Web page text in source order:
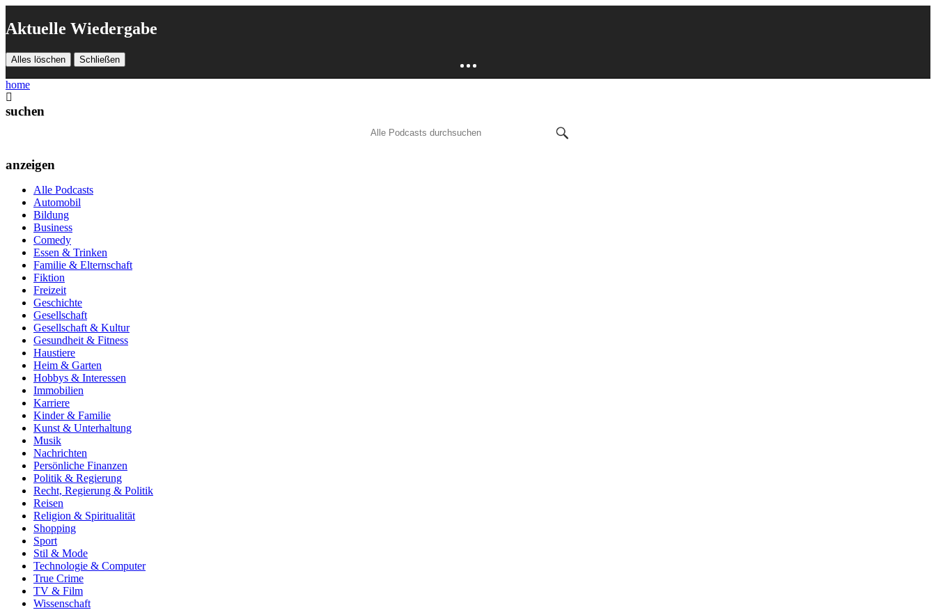
Aktuelle Wiedergabe
Alles löschen Schließen
home
suchen
anzeigen
Alle Podcasts
Automobil
Bildung
Business
Comedy
Essen & Trinken
Familie & Elternschaft
Fiktion
Freizeit
Geschichte
Gesellschaft
Gesellschaft & Kultur
Gesundheit & Fitness
Haustiere
Heim & Garten
Hobbys & Interessen
Immobilien
Karriere
Kinder & Familie
Kunst & Unterhaltung
Musik
Nachrichten
Persönliche Finanzen
Politik & Regierung
Recht, Regierung & Politik
Reisen
Religion & Spiritualität
Shopping
Sport
Stil & Mode
Technologie & Computer
True Crime
TV & Film
Wissenschaft